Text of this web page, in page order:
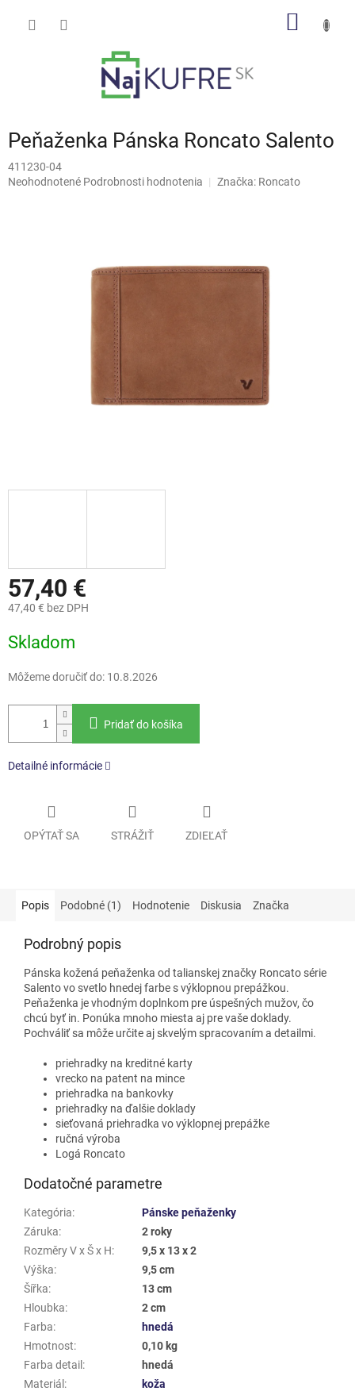
Peňaženka Pánska Roncato Salento
411230-04
Priemerné
Neohodnotené Podrobnosti hodnotenia Značka: Roncato
57,40 €
47,40 € bez DPH
cena:
Skladom
Môžeme doručiť do: 10.8.2026
Pridať do košíka
Detailné informácie
OPÝTAŤ SA STRÁŽIŤ ZDIEĽAŤ
Popis Podobné (1) Hodnotenie Diskusia Značka
Podrobný popis
Pánska kožená peňaženka od talianskej značky Roncato série
Salento vo svetlo hnedej farbe s výklopnou prepážkou.
Peňaženka je vhodným doplnkom pre úspešných mužov, čo
chcú byť in. Ponúka mnoho miesta aj pre vaše doklady.
Pochváliť sa môže určite aj skvelým spracovaním a detailmi.
priehradky na kreditné karty
vrecko na patent na mince
priehradka na bankovky
priehradky na ďalšie doklady
sieťovaná priehradka vo výklopnej prepážke
ručná výroba
Logá Roncato
Dodatočné parametre
Kategória:
Pánske peňaženky
Záruka:
2 roky
Rozměry V x Š x H:
9,5 x 13 x 2
Výška:
9,5 cm
Šířka:
13 cm
Hloubka:
2 cm
Farba:
hnedá
Hmotnost:
0,10 kg
Farba detail :
hnedá
Materiál :
koža